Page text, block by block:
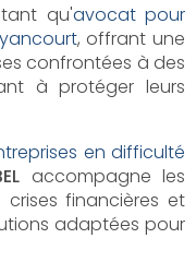
qu'avocat pour
, offrant une
confrontées à des
à protéger leurs
en difficulté
accompagne les
financières et
adaptées pour